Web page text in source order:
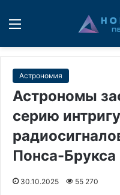
Астрономия
Астрономы
серию
Понса-Брукса
30.10.2025 55 270